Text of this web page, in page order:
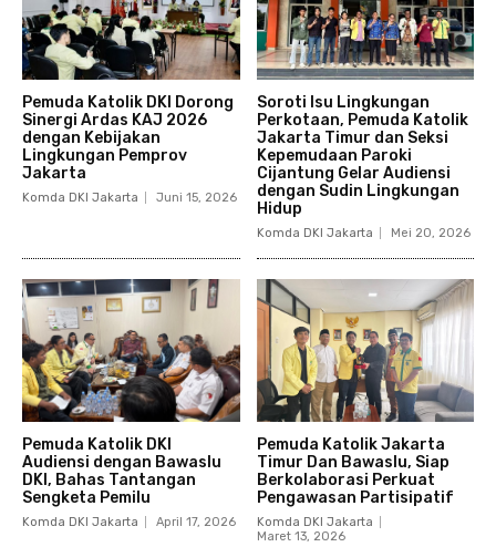
Pemuda Katolik DKI Dorong
Sinergi Ardas KAJ 2026
dengan Kebijakan
Lingkungan Pemprov
Jakarta
Komda DKI Jakarta Juni 15, 2026
Soroti Isu Lingkungan
Perkotaan, Pemuda Katolik
Jakarta Timur dan Seksi
Kepemudaan Paroki
Cijantung Gelar Audiensi
dengan Sudin Lingkungan
Hidup
Komda DKI Jakarta Mei 20, 2026
Pemuda Katolik DKI
Audiensi dengan Bawaslu
DKI, Bahas Tantangan
Sengketa Pemilu
Komda DKI Jakarta April 17, 2026
Pemuda Katolik Jakarta
Timur Dan Bawaslu, Siap
Berkolaborasi Perkuat
Pengawasan Partisipatif
Komda DKI Jakarta
Maret 13, 2026